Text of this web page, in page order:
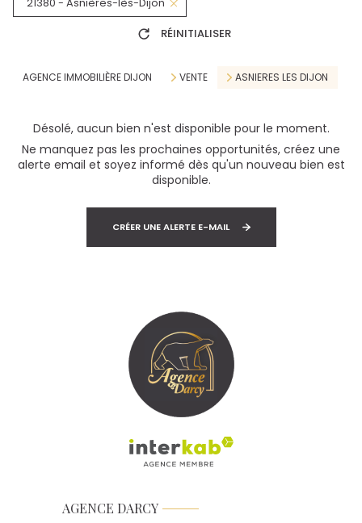
21380 - Asnières-lès-Dijon
RÉINITIALISER
AGENCE IMMOBILIÈRE DIJON VENTE ASNIERES LES DIJON
Désolé, aucun bien n'est disponible pour le moment.
Ne manquez pas les prochaines opportunités, créez une
alerte email et soyez informé dès qu'un nouveau bien est
disponible.
CRÉER UNE ALERTE E-MAIL
AGENCE DARCY